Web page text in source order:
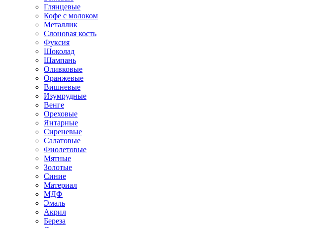
Глянцевые
Кофе с молоком
Металлик
Слоновая кость
Фуксия
Шоколад
Шампань
Оливковые
Оранжевые
Вишневые
Изумрудные
Венге
Ореховые
Янтарные
Сиреневые
Салатовые
Фиолетовые
Мятные
Золотые
Синие
Материал
МДФ
Эмаль
Акрил
Береза